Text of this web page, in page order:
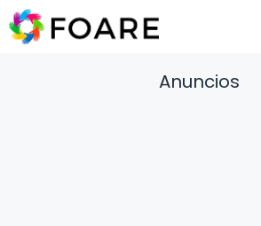
Saltar
al
Anuncios